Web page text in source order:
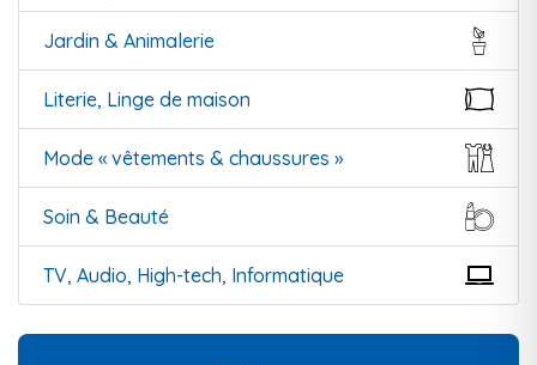
Jardin & Animalerie
Literie, Linge de maison
Mode « vêtements & chaussures »
Soin & Beauté
TV, Audio, High-tech, Informatique